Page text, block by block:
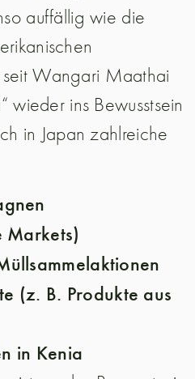
auffällig wie die
Wangari Maathai
wieder ins Bewusstsein
in Japan zahlreiche
Markets)
(z. B. Produkte aus
in Kenia